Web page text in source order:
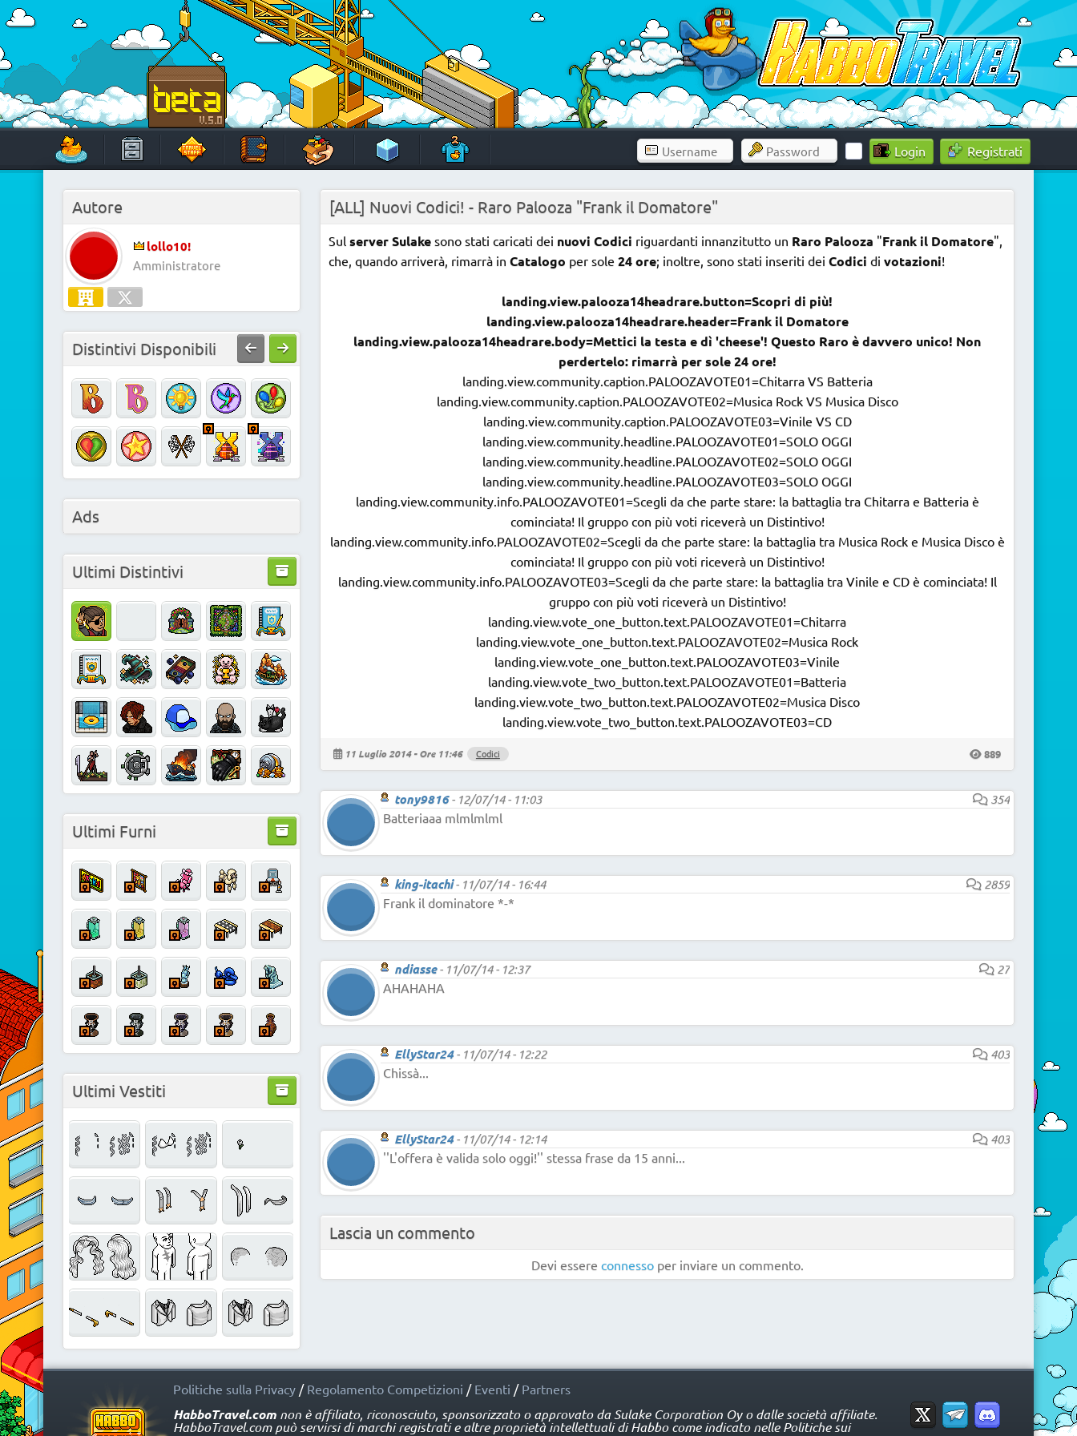
Skip
to
content
HabboTravel
Un viaggio di pixel!
Registrati
[ALL] Nuovi Codici! - Raro Palooza "Frank il Domatore"
Sul server Sulakesono stati caricati dei nuovi Codici riguardanti innanzitutto un Raro Palooza "Frank il Domatore",
che, quando arriverà, rimarrà in Catalogo per sole 24 ore; inoltre, sono stati inseriti dei Codici di votazioni!
landing.view.palooza14headrare.button=Scopri di più!
landing.view.palooza14headrare.header=Frank il Domatore
landing.view.palooza14headrare.body=Mettici la testa e dì 'cheese'! Questo Raro è davvero unico! Non
perdertelo: rimarrà per sole 24 ore!
landing.view.community.caption.PALOOZAVOTE01=Chitarra VS Batteria
landing.view.community.caption.PALOOZAVOTE02=Musica Rock VS Musica Disco
landing.view.community.caption.PALOOZAVOTE03=Vinile VS CD
landing.view.community.headline.PALOOZAVOTE01=SOLO OGGI
landing.view.community.headline.PALOOZAVOTE02=SOLO OGGI
landing.view.community.headline.PALOOZAVOTE03=SOLO OGGI
landing.view.community.info.PALOOZAVOTE01=Scegli da che parte stare: la battaglia tra Chitarra e Batteria è
cominciata! Il gruppo con più voti riceverà un Distintivo!
landing.view.community.info.PALOOZAVOTE02=Scegli da che parte stare: la battaglia tra Musica Rock e Musica Disco è
cominciata! Il gruppo con più voti riceverà un Distintivo!
landing.view.community.info.PALOOZAVOTE03=Scegli da che parte stare: la battaglia tra Vinile e CD è cominciata! Il
gruppo con più voti riceverà un Distintivo!
landing.view.vote_one_button.text.PALOOZAVOTE01=Chitarra
landing.view.vote_one_button.text.PALOOZAVOTE02=Musica Rock
landing.view.vote_one_button.text.PALOOZAVOTE03=Vinile
landing.view.vote_two_button.text.PALOOZAVOTE01=Batteria
landing.view.vote_two_button.text.PALOOZAVOTE02=Musica Disco
landing.view.vote_two_button.text.PALOOZAVOTE03=CD
11 Luglio 2014 - Ore 11:46 Codici 889
tony9816- 12/07/14 - 11:03
354
Batteriaaa mlmlmlml
king-itachi- 11/07/14 - 16:44
2859
Frank il dominatore *-*
ndiasse- 11/07/14 - 12:37
27
AHAHAHA
EllyStar24- 11/07/14 - 12:22
403
Chissà...
EllyStar24- 11/07/14 - 12:14
403
''L'offera è valida solo oggi!'' stessa frase da 15 anni...
Lascia un commento
Devi essere connessoper inviare un commento.
Autore
lollo10!
Amministratore
Distintivi Disponibili
Ads
Ultimi Distintivi
Ultimi Furni
Ultimi Vestiti
Politiche sulla Privacy/ Regolamento Competizioni / Eventi / Partners
HabboTravel.comnon è affiliato, riconosciuto, sponsorizzato o approvato da Sulake Corporation Oy o dalle società affiliate.
HabboTravel.com può servirsi di marchi registrati e altre proprietà intellettuali di Habbo come indicato nelle Politiche sui